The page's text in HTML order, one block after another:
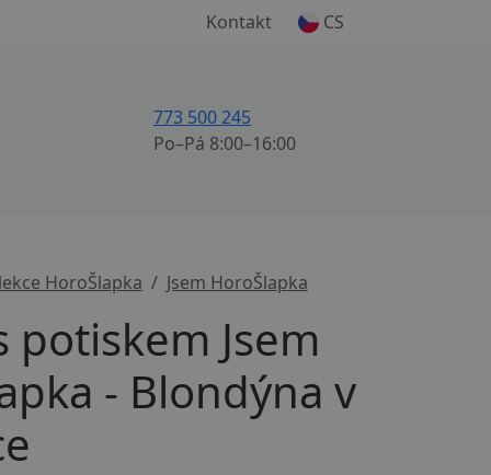
Kontakt CS
773 500 245
Po–Pá 8:00–16:00
HoroŠlapka Jsem HoroŠlapka
potiskem Jsem
- Blondýna v